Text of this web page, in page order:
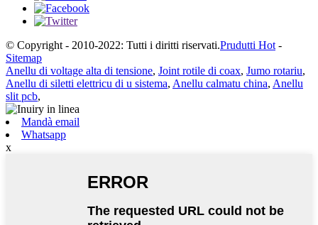
© Copyright - 2010-2022: Tutti i diritti riservati.Prudutti Hot -
Sitemap
Anellu di voltage alta di tensione, Joint rotile di coax, Jumo rotariu,
Anellu di siletti elettricu di u sistema, Anellu calmatu china, Anellu
slit pcb,
Mandà email
Whatsapp
x